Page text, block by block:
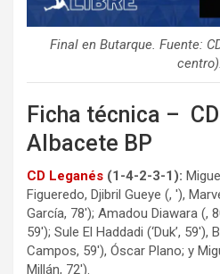
Final en Butarque. Fuente:
centro).
Ficha técnica –
Albacete BP
CD Leganés (1-4-2-3-1):
Figueredo, Djibril Gueye (, ′),
García, 78′); Amadou Diawara (,
59′); Sule El Haddadi (‘Duk’,
Campos, 59′), Óscar Plano; y
Millán, 72′).